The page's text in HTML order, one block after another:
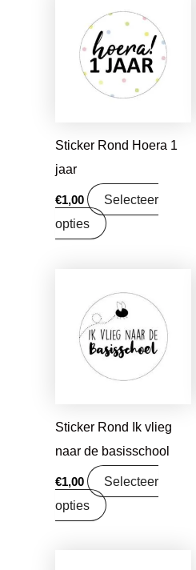
Sticker Rond Hoera 1
jaar
€1,00
Selecteer
opties
Sticker Rond Ik vlieg
naar de basisschool
€1,00
Selecteer
opties